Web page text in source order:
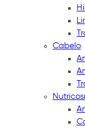
Cabelo